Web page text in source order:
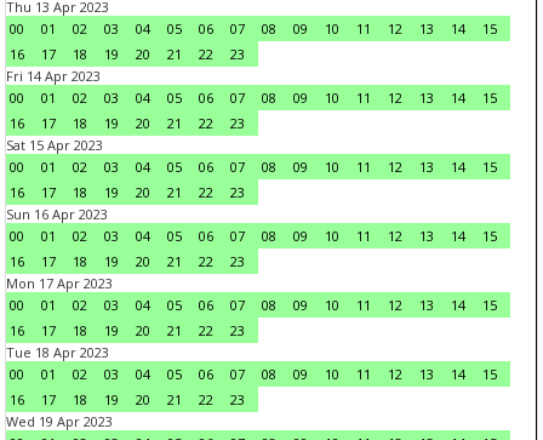
Thu 13 Apr 2023
00
01 02 03 04 05 06 07 08 09 10 11 12 13 14
15
16
17 18 19 20 21 22
23
Fri 14 Apr 2023
00
01 02 03 04 05 06 07 08 09 10 11 12 13 14
15
16
17 18 19 20 21 22
23
Sat 15 Apr 2023
00
01 02 03 04 05 06 07 08 09 10 11 12 13 14
15
16
17 18 19 20 21 22
23
Sun 16 Apr 2023
00
01 02 03 04 05 06 07 08 09 10 11 12 13 14
15
16
17 18 19 20 21 22
23
Mon 17 Apr 2023
00
01 02 03 04 05 06 07 08 09 10 11 12 13 14
15
16
17 18 19 20 21 22
23
Tue 18 Apr 2023
00
01 02 03 04 05 06 07 08 09 10 11 12 13 14
15
16
17 18 19 20 21 22
23
Wed 19 Apr 2023